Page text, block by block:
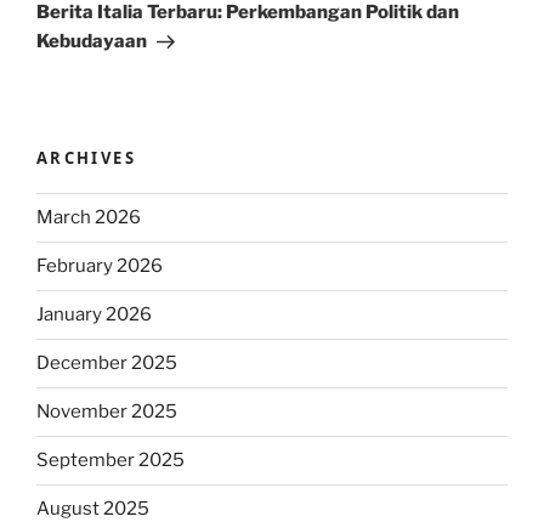
Post
Berita Italia Terbaru: Perkembangan Politik dan
Kebudayaan
ARCHIVES
March 2026
February 2026
January 2026
December 2025
November 2025
September 2025
August 2025